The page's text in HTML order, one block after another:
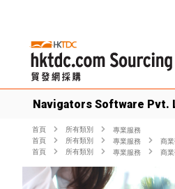
Navigators Software Pvt.
首頁 所有類別
專業服務
首頁
所有類別 專業服務
商
首頁
所有類別 專業服務 商